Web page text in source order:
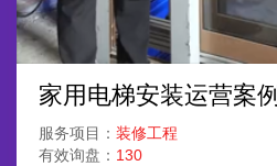
家用电梯安装运营案例
服务项目： 装修工程
有效询盘： 130